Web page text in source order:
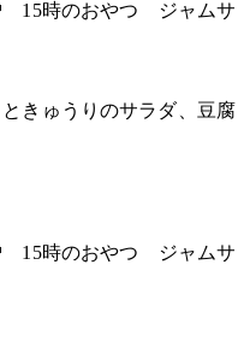
15時のおやつ ジャムサ
きゅうりのサラダ、豆腐
15時のおやつ ジャムサ